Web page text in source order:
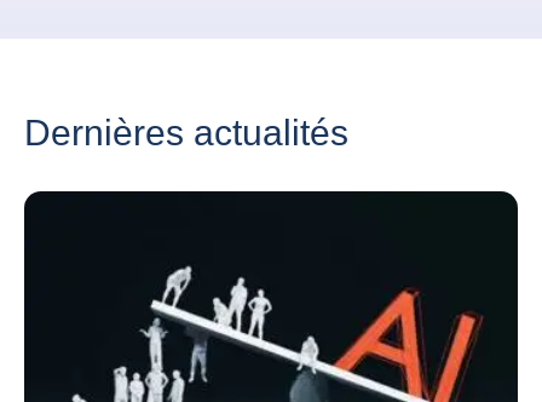
Dernières actualités